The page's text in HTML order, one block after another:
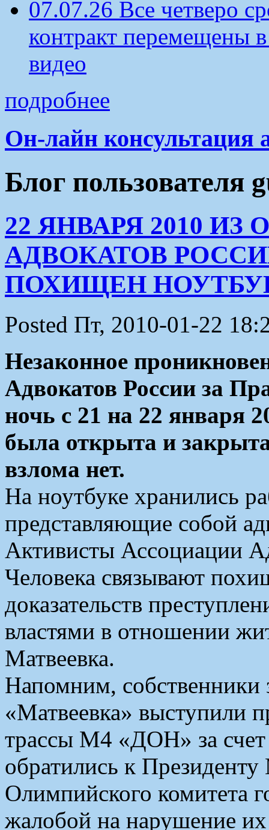
07.07.26 Все четверо
контракт перемещены
видео
подробнее
Он-лайн консультация
Блог пользователя
22 ЯНВАРЯ 2010
АДВОКАТОВ
ПОХИЩЕН
Posted Пт, 2010-01-22
Незаконное
Адвокатов России за
ночь с 21 на 22 января
была открыта и
взлома нет.
На ноутбуке хранились
представляющие собой
Активисты Ассоциации
Человека связывают
доказательств
властями в отношении
Матвеевка.
Напомним,
«Матвеевка» выступили
трассы М4 «ДОН» за счет
обратились к
Олимпийского комитета
жалобой на нарушение